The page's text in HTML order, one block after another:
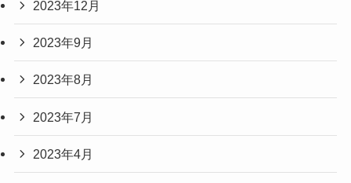
2023年12月
2023年9月
2023年8月
2023年7月
2023年4月